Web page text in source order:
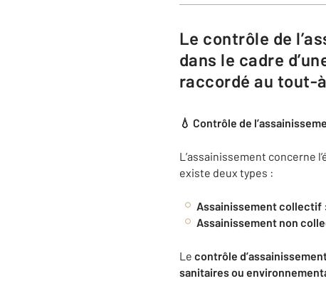
Le contrôle de l’assainissement est une étape réglementaire importante
dans le cadre
raccordé au tout-
💧 Contrôle de
L’assainissement concerne
existe deux types :
Assainissement collectif
Assainissement non
Le contrôle
sanitaires ou